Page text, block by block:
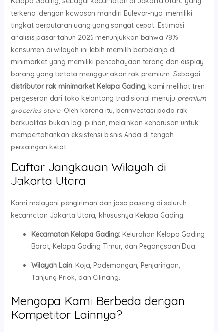
terkenal dengan kawasan mandiri Bulevar-nya, memiliki
tingkat perputaran uang yang sangat cepat. Estimasi
analisis pasar tahun 2026 menunjukkan bahwa 78%
konsumen di wilayah ini lebih memilih berbelanja di
minimarket yang memiliki pencahayaan terang dan display
barang yang tertata menggunakan rak premium. Sebagai
distributor rak minimarket Kelapa Gading, kami melihat tren
pergeseran dari toko kelontong tradisional menuju premium
groceries store. Oleh karena itu, berinvestasi pada rak
berkualitas bukan lagi pilihan, melainkan keharusan untuk
mempertahankan eksistensi bisnis Anda di tengah
persaingan ketat.
Daftar Jangkauan Wilayah di
Jakarta Utara
Kami melayani pengiriman dan jasa pasang di seluruh
kecamatan Jakarta Utara, khususnya Kelapa Gading:
Kecamatan Kelapa Gading:Kelurahan Kelapa Gading
Barat, Kelapa Gading Timur, dan Pegangsaan Dua.
Wilayah Lain:Koja, Pademangan, Penjaringan,
Tanjung Priok, dan Cilincing.
Mengapa Kami Berbeda dengan
Kompetitor Lainnya?